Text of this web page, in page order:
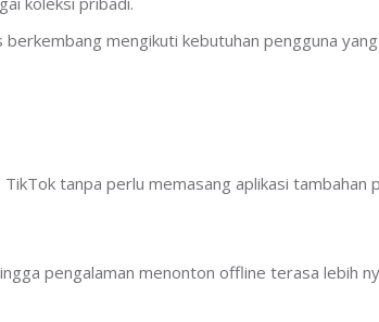
mengikuti kebutuhan pengguna yang
tanpa perlu memasang aplikasi tambahan
pengalaman menonton offline terasa lebih